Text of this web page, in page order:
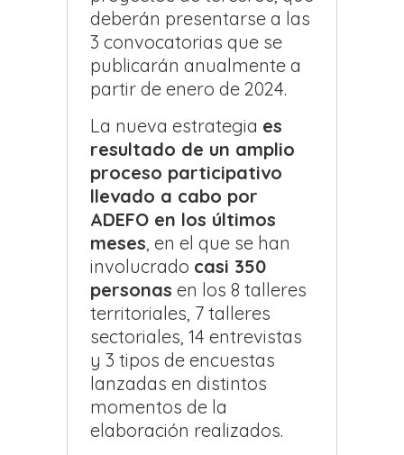
deberán presentarse a las
3 convocatorias que se
publicarán anualmente a
partir de enero de 2024.
La nueva estrategia es
resultado de un amplio
proceso participativo
llevado a cabo por
ADEFO en los últimos
meses, en el que se han
involucrado casi 350
personas en los 8 talleres
territoriales, 7 talleres
sectoriales, 14 entrevistas
y 3 tipos de encuestas
lanzadas en distintos
momentos de la
elaboración realizados.